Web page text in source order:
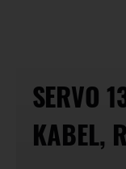
SERVO
KABEL,